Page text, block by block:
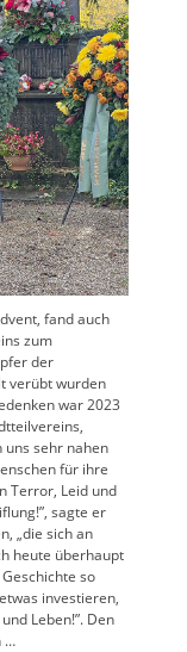
fand auch
zum
der
verübt wurden
war 2023
uns sehr nahen
für ihre
Terror, Leid und
sagte er
„die sich an
heute überhaupt
so
investieren,
Leben!”. Den
…